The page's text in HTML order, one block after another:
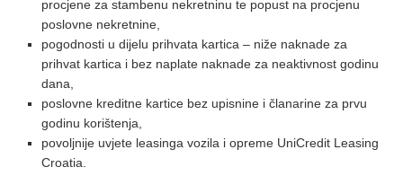
procjene za stambenu nekretninu te popust na procjenu
poslovne nekretnine,
pogodnosti u dijelu prihvata kartica – niže naknade za
prihvat kartica i bez naplate naknade za neaktivnost godinu
dana,
poslovne kreditne kartice bez upisnine i članarine za prvu
godinu korištenja,
povoljnije uvjete leasinga vozila i opreme UniCredit Leasing
Croatia.